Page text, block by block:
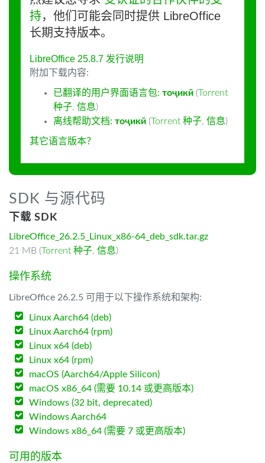
持，他们可能会同时提供 LibreOffice
长期支持版本。
LibreOffice 25.8.7 发行说明
附加下载内容:
已翻译的用户界面语言包: тоҷикӣ (Torrent
种子, 信息)
离线帮助文档: тоҷикӣ (Torrent 种子, 信息)
其它语言版本？
SDK 与源代码
下载 SDK
LibreOffice_26.2.5_Linux_x86-64_deb_sdk.tar.gz
21 MB (Torrent 种子, 信息)
操作系统
LibreOffice 26.2.5 可用于以下操作系统和架构:
Linux Aarch64 (deb)
Linux Aarch64 (rpm)
Linux x64 (deb)
Linux x64 (rpm)
macOS (Aarch64/Apple Silicon)
macOS x86_64 (需要 10.14 或更高版本)
Windows (32 bit, deprecated)
Windows Aarch64
Windows x86_64 (需要 7 或更高版本)
可用的版本